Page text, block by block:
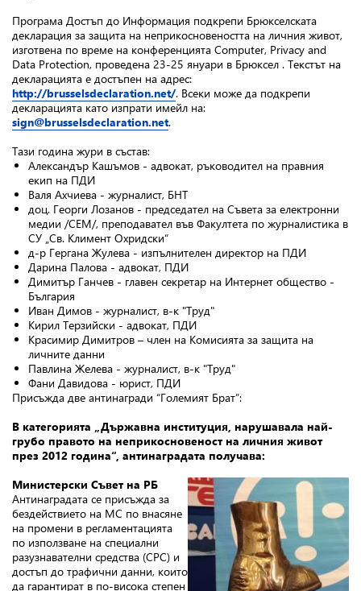
Програма Достъп до Информация подкрепи Брюкселската
декларация за защита на неприкосновеността на личния живот,
изготвена по време на конференцията Computer, Privacy and
Data Protection, проведена 23-25 януари в Брюксел . Текстът на
декларацията е достъпен на адрес:
http://brusselsdeclaration.net/. Всеки може да подкрепи
декларацията като изпрати имейл на:
sign@brusselsdeclaration.net.
Тази година жури в състав:
Александър Кашъмов - адвокат, ръководител на правния
екип на ПДИ
Валя Ахчиева - журналист, БНТ
доц. Георги Лозанов - председател на Съвета за електронни
медии /СЕМ/, преподавател във Факултета по журналистика в
СУ „Св. Климент Охридски“
д-р Гергана Жулева - изпълнителен директор на ПДИ
Дарина Палова - адвокат, ПДИ
Димитър Ганчев - главен секретар на Интернет общество -
България
Иван Димов - журналист, в-к "Труд"
Кирил Терзийски - адвокат, ПДИ
Красимир Димитров – член на Комисията за защита на
личните данни
Павлина Желева - журналист, в-к "Труд"
Фани Давидова - юрист, ПДИ
Присъжда две антинагради “Големият Брат”:
В категорията „Държавна институция, нарушавала най-
грубо правото на неприкосновеност на личния живот
през 2012 година“, антинаградата получава:
Министерски Съвет на РБ
Антинаградата се присъжда за
бездействието на МС по внасяне
на промени в регламентацията
по използване на специални
разузнавателни средства (СРС) и
достъп до трафични данни, които
да гарантират в по-висока степен